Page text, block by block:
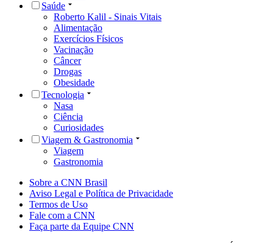
Saúde
Roberto Kalil - Sinais Vitais
Alimentação
Exercícios Físicos
Vacinação
Câncer
Drogas
Obesidade
Tecnologia
Nasa
Ciência
Curiosidades
Viagem & Gastronomia
Viagem
Gastronomia
Sobre a CNN Brasil
Aviso Legal e Política de Privacidade
Termos de Uso
Fale com a CNN
Faça parte da Equipe CNN